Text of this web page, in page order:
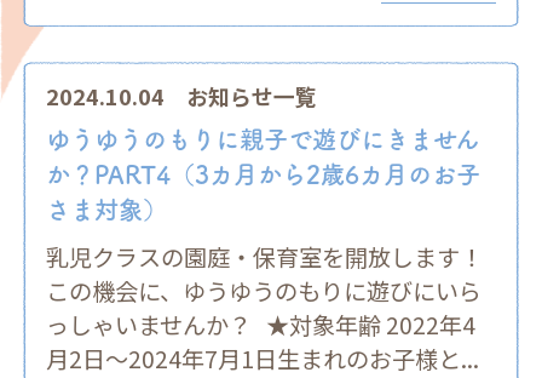
2024.10.04 お知らせ一覧
ゆうゆうのもりに親子で遊びにきません
か？PART4（3カ月から2歳6カ月のお子
さま対象）
乳児クラスの園庭・保育室を開放します！
この機会に、ゆうゆうのもりに遊びにいら
っしゃいませんか？ ★対象年齢 2022年4
月2日～2024年7月1日生まれのお子様と...